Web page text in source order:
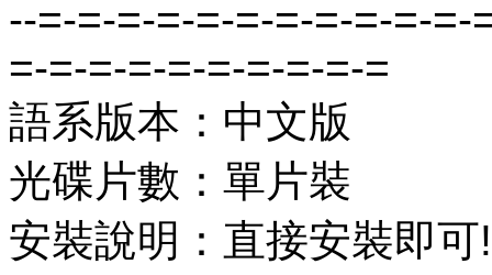
--=-=-=-=-=-=-=-=-=-=-
=-=-=-=-=-=-=-=-=-=
語系版本：中文版
光碟片數：單片裝
安裝說明：直接安裝即可!